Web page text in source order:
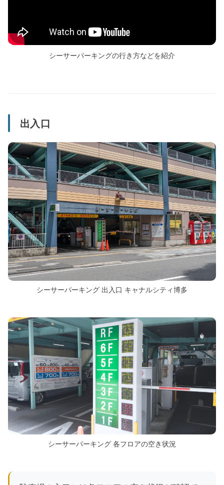
シーサーパーキングの行き方などを紹介
出入口
シーサーパーキング 出入口 キャナルシティ博多
シーサーパーキング 各フロアの空き状況